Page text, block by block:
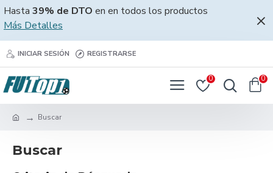
Hasta 39% de DTO en en todos los productos
Más Detalles
INICIAR SESIÓN REGISTRARSE
0 0
Buscar
Buscar